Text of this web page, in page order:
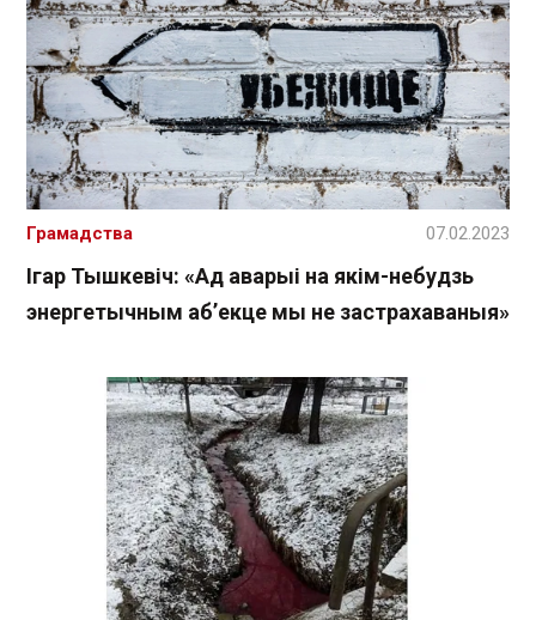
Ігар Тышкевіч: «Ад аварыі на якім-небудзь
энергетычным абʼекце мы не застрахаваныя»
Грамадства 07.02.2023